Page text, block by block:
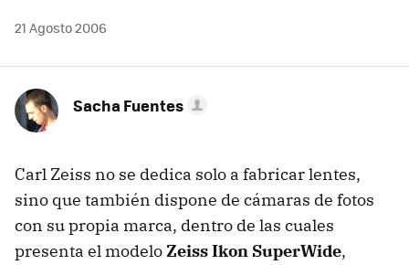
21 Agosto 2006
Sacha Fuentes
Carl Zeiss no se dedica solo a fabricar lentes,
sino que también dispone de cámaras de fotos
con su propia marca, dentro de las cuales
presenta el modeloZeiss Ikon SuperWide,